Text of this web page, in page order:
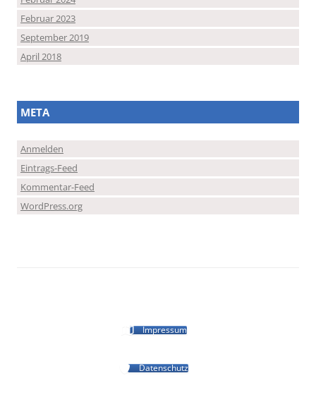
Februar 2023
September 2019
April 2018
META
Anmelden
Eintrags-Feed
Kommentar-Feed
WordPress.org
Impressum
Datenschutz